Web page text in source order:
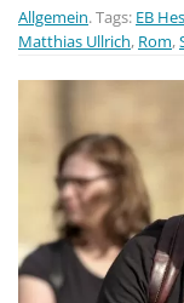
Allgemein. Tags: EB
Matthias Ullrich, Rom,